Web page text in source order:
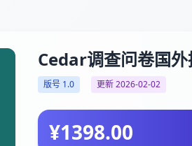
Cedar调查问卷国
版号 1.0 更新 2026-02-02
¥1398.00